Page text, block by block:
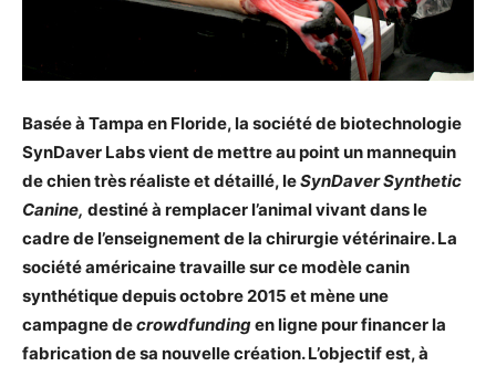
Basée à Tampa en Floride, la société de biotechnologie
SynDaver Labs vient de mettre au point un mannequin
de chien très réaliste et détaillé, leSynDaver Synthetic
Canine, destiné à remplacer l’animal vivant dans le
cadre de l’enseignement de la chirurgie vétérinaire. La
société américaine travaille sur ce modèle canin
synthétique depuis octobre 2015 et mène une
campagne decrowdfundingen ligne pour financer la
fabrication de sa nouvelle création. L’objectif est, à